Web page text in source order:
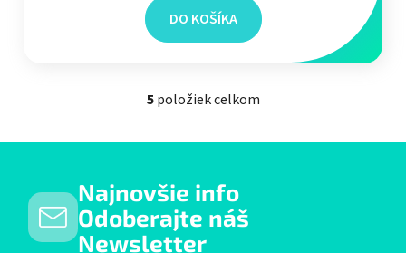
DO KOŠÍKA
Ovládacie prvky výpisu
5položiek celkom
Najnovšie info
Odoberajte náš
Newsletter